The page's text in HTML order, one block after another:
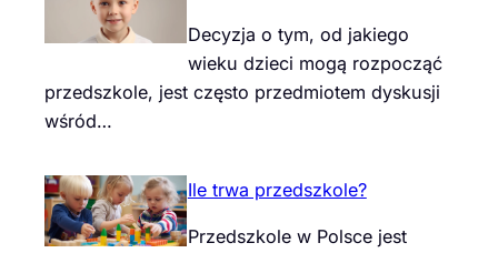
Decyzja o tym, od jakiego
wieku dzieci mogą rozpocząć
przedszkole, jest często przedmiotem dyskusji
wśród…
Ile trwa przedszkole?
Przedszkole w Polsce jest